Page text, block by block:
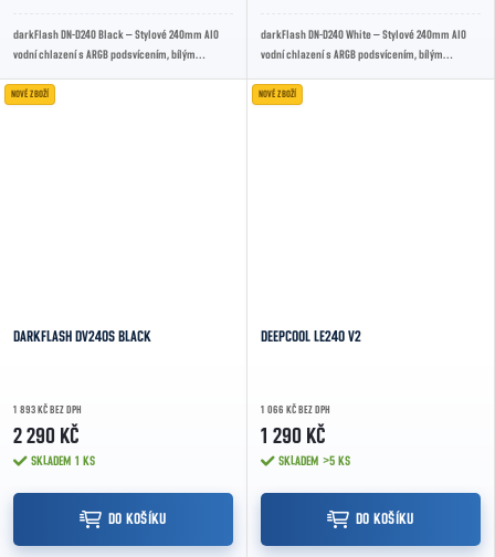
darkFlash DN-D240 Black – Stylové 240mm AIO
vodní chlazení s ARGB podsvícením, bílým
darkFlash DN-D240 White – Stylové 240mm AIO
vodní chlazení s ARGB podsvícením, bílým
NOVÉ ZBOŽÍ
DARKFLASH DV240S BLACK
1 893 KČ BEZ DPH
2 290 KČ
SKLADEM 1 KS
DO KOŠÍKU
NOVÉ ZBOŽÍ
DEEPCOOL LE240 V2
1 066 KČ BEZ DPH
1 290 KČ
SKLADEM >5 KS
DO KOŠÍKU